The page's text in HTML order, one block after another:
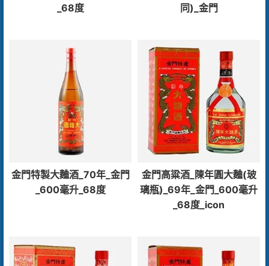
_68度
同)_金門
金門特製大麯酒_70年_金門
_600毫升_68度
金門高粱酒_陳年圓大麯(玻
璃瓶)_69年_金門_600毫升
_68度_icon